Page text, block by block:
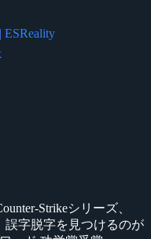
ESReality
Strikeシリーズ、
誤字脱字を見つけるのが